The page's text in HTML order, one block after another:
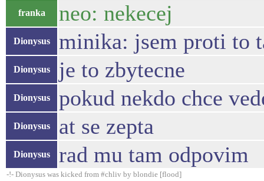
franka neo: nekecej
Dionysus minika: jsem proti to
Dionysus je to zbytecne
Dionysus pokud nekdo chce
Dionysus at se zepta
Dionysus rad mu tam odpovim
-!- Dionysus was kicked from #chliv by blondie [flood]